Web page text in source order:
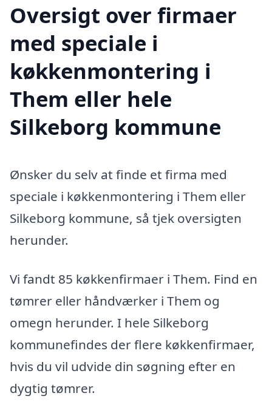
Oversigt over firmaer
med speciale i
køkkenmontering i
Them eller hele
Silkeborg kommune
Ønsker du selv at finde et firma med
speciale i køkkenmontering i Them eller
Silkeborg kommune, så tjek oversigten
herunder.
Vi fandt 85 køkkenfirmaer i Them. Find en
tømrer eller håndværker i Them og
omegn herunder. I hele Silkeborg
kommunefindes der flere køkkenfirmaer,
hvis du vil udvide din søgning efter en
dygtig tømrer.